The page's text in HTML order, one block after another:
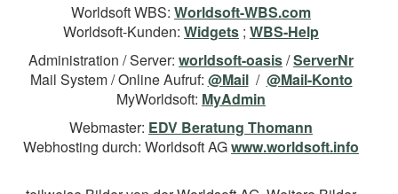
Worldsoft WBS:Worldsoft-WBS.com
Worldsoft-Kunden:Widgets ;WBS-Help
Administration / Server:worldsoft-oasis/ServerNr
Mail System / Online Aufruf: @Mail/ @Mail-Konto
MyWorldsoft: MyAdmin
Webmaster: EDV Beratung Thomann
Webhosting durch: Worldsoft AGwww.worldsoft.info